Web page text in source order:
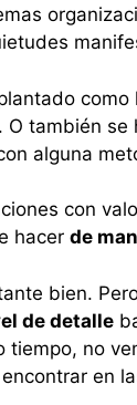
O también
alguna
con
hacer de
bien.
de detalle
tiempo, no
en